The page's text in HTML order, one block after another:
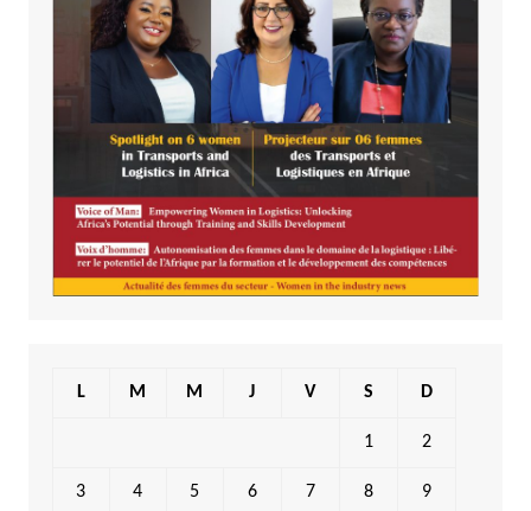
L M M J V S D
1 2
3 4 5 6 7 8 9